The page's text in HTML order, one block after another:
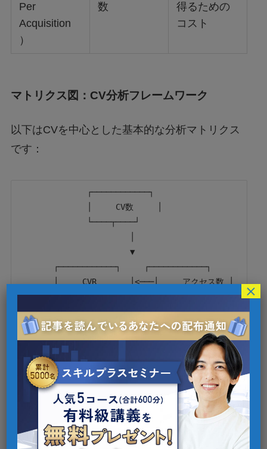
Per
Acquisition
）
数
得るための
コスト
マトリクス図：CV分析フレームワーク
以下はCVを中心とした基本的な分析マトリクス
です：
        └────────────┘     └────────────┘
                        │
                        ▼
                ┌────────────┐
                │     CPA       │
                └────────────┘
このように、CVは単体ではなく「CVR（効
率）」「CPA（費用）」と組み合わせて見ること
×